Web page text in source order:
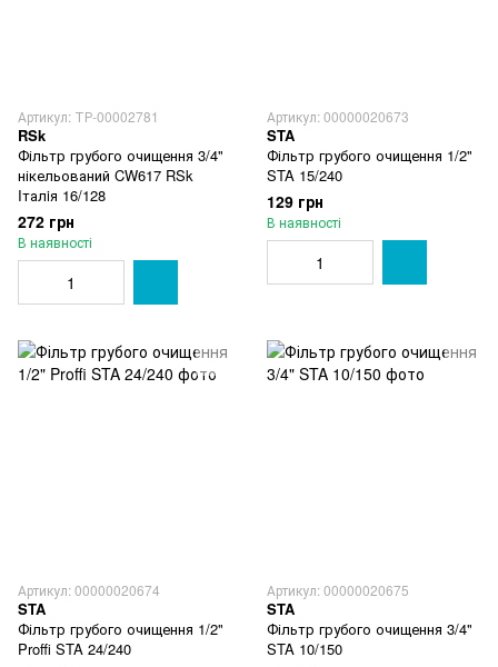
Артикул: ТР-00002781
RSk
Фільтр грубого очищення 3/4"
нікельований CW617 RSk
Iталiя 16/128
272 грн
В наявності
Артикул: 00000020673
STA
Фільтр грубого очищення 1/2"
STA 15/240
129 грн
В наявності
Артикул: 00000020674
STA
Фільтр грубого очищення 1/2"
Proffi STA 24/240
Артикул: 00000020675
STA
Фільтр грубого очищення 3/4"
STA 10/150